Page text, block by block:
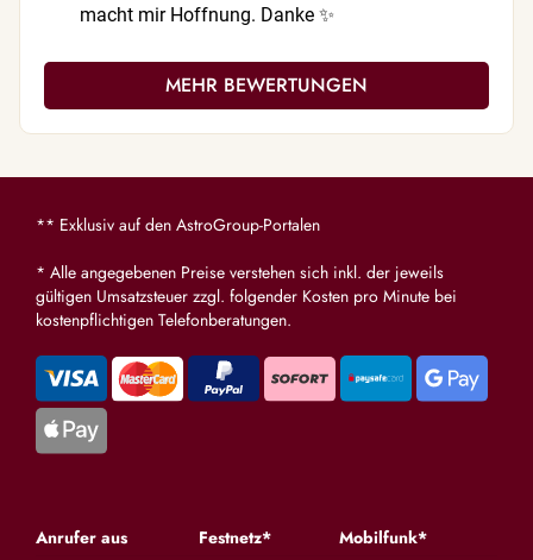
macht mir Hoffnung. Danke ✨
MEHR BEWERTUNGEN
** Exklusiv auf den AstroGroup-Portalen
* Alle angegebenen Preise verstehen sich inkl. der jeweils
gültigen Umsatzsteuer zzgl. folgender Kosten pro Minute bei
kostenpflichtigen Telefonberatungen.
Anrufer aus Festnetz*
Mobilfunk*